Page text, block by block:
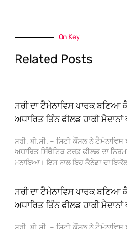
On Key
Related Posts
ਸਰੀ ਦਾ ਟੈਮੇਨਾਵਿਸ ਪਾਰਕ ਬਣਿਆ
ਅਧਾਰਿਤ ਤਿੰਨ ਫੀਲਡ ਹਾਕੀ
ਸਰੀ, ਬੀ.ਸੀ. – ਸਿਟੀ ਕੌਂਸਲ ਨੇ ਟੈਮੇਨਾਵਿਸ
ਅਧਾਰਿਤ ਸਿੰਥੈਟਿਕ ਟਰਫ਼ ਫੀਲਡ ਦਾ
ਮਨਾਇਆ। ਇਸ ਨਾਲ ਇਹ ਕੈਨੇਡਾ ਦਾ
ਸਰੀ ਦਾ ਟੈਮੇਨਾਵਿਸ ਪਾਰਕ ਬਣਿਆ
ਅਧਾਰਿਤ ਤਿੰਨ ਫੀਲਡ ਹਾਕੀ
ਸਰੀ, ਬੀ.ਸੀ. – ਸਿਟੀ ਕੌਂਸਲ ਨੇ ਟੈਮੇਨਾਵਿਸ